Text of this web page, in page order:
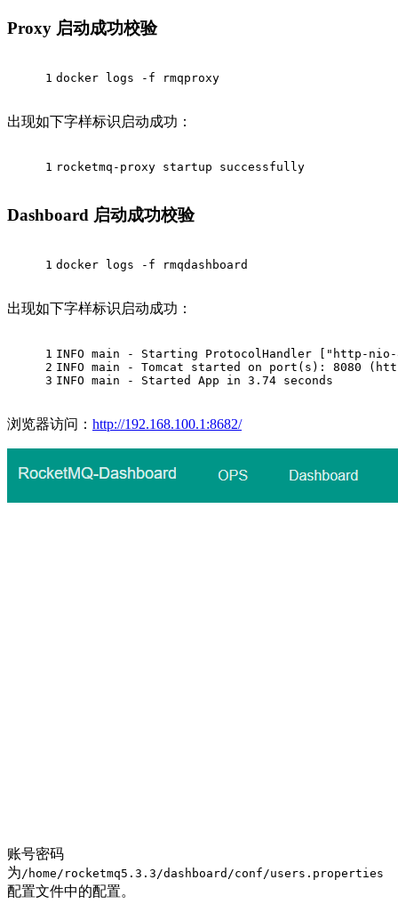
Proxy 启动成功校验
1 docker logs -f rmqproxy
出现如下字样标识启动成功：
1 rocketmq-proxy startup successfully
Dashboard 启动成功校验
1 docker logs -f rmqdashboard
出现如下字样标识启动成功：
1
2
3
INFO main - Starting ProtocolHandler
["http-nio-
INFO main - Tomcat started on port(s): 8080
INFO main - Started App in 3.74 seconds
浏览器访问： http://192.168.100.1:8682/
账号密码
为/home/rocketmq5.3.3/dashboard/conf/users.properties
配置文件中的配置。